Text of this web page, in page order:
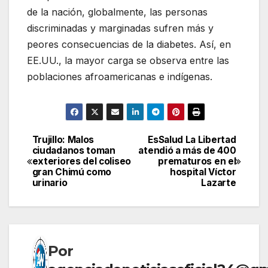
de la nación, globalmente, las personas
discriminadas y marginadas sufren más y
peores consecuencias de la diabetes. Así, en
EE.UU., la mayor carga se observa entre las
poblaciones afroamericanas e indígenas.
Navegación
de
EsSalud La Libertad
atendió a más de 400
prematuros en el
hospital Víctor
Lazarte
Trujillo: Malos
ciudadanos toman
exteriores del coliseo
gran Chimú como
urinario
Por